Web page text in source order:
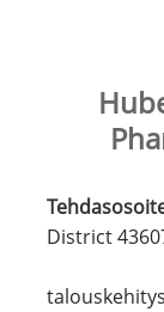
District